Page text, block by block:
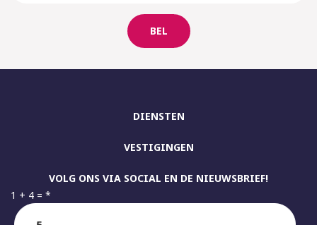
BEL
VOLG ONS VIA SOCIAL EN DE NIEUWSBRIEF!
1 + 4 = *
DIENSTEN
VESTIGINGEN